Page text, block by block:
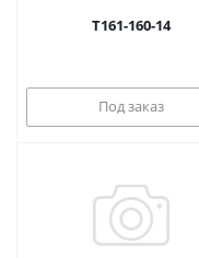
Т161-160-14
Под заказ